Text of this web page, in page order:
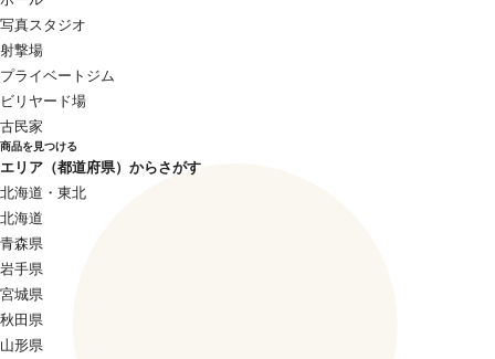
写真スタジオ
射撃場
プライベートジム
ビリヤード場
古民家
商品を見つける
エリア（都道府県）からさがす
北海道・東北
北海道
青森県
岩手県
宮城県
秋田県
山形県